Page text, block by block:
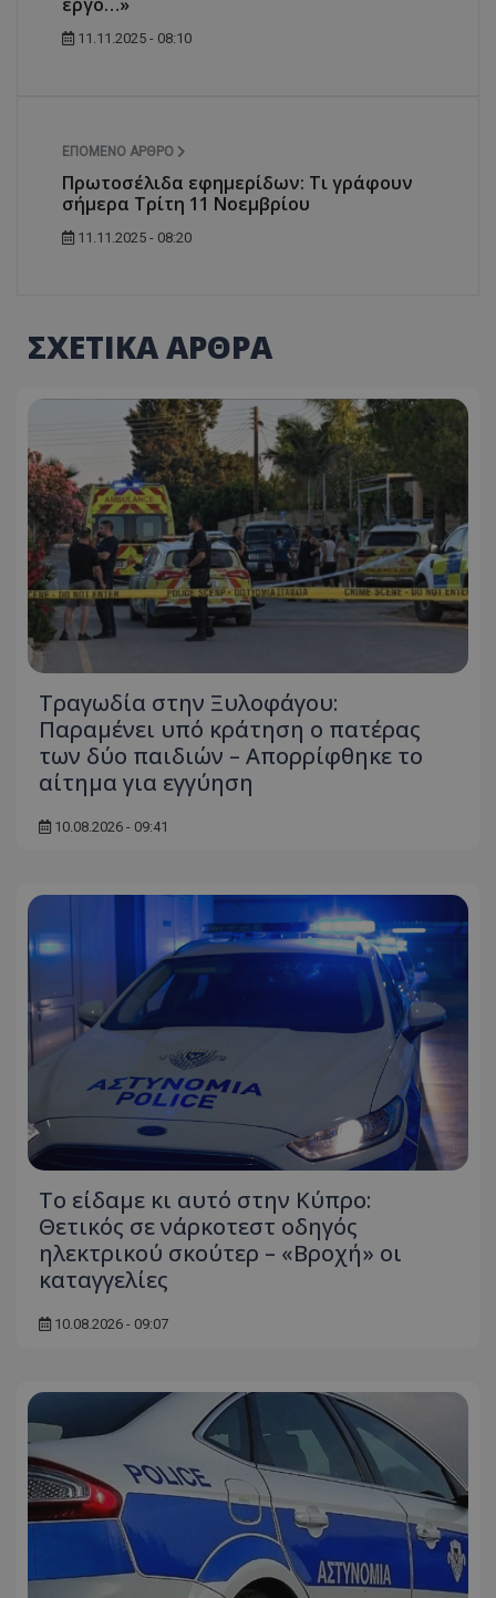
11.11.2025 - 08:10
ΕΠΌΜΕΝΟ ΆΡΘΡΟ
Πρωτοσέλιδα εφημερίδων: Τι γράφουν
σήμερα Τρίτη 11 Νοεμβρίου
11.11.2025 - 08:20
ΣΧΕΤΙΚΑ ΑΡΘΡΑ
Τραγωδία στην Ξυλοφάγου:
Παραμένει υπό κράτηση ο πατέρας
των δύο παιδιών – Απορρίφθηκε το
αίτημα για εγγύηση
10.08.2026 - 09:41
Το είδαμε κι αυτό στην Κύπρο:
Θετικός σε νάρκοτεστ οδηγός
ηλεκτρικού σκούτερ – «Βροχή» οι
καταγγελίες
10.08.2026 - 09:07